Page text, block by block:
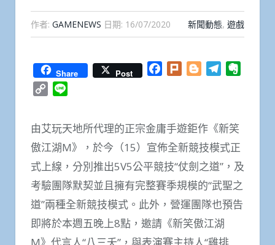
作者: GAMENEWS 日期: 16/07/2020 新聞動態, 遊戲
Share Post Facebook
Plurk BloggerTelegram
Copy
由艾玩天地所代理的正宗金庸手遊鉅作《新笑
傲江湖M》，於今（15）宣佈全新競技模式正
式上線， 分別推出5V5公平競技“仗劍之道”，及
考驗團隊默契並且擁有完整賽季規模的“武聖之
道”兩種全新競技模式。此外，營運團隊也預告
即將於本週五晚上8點，邀請《新笑傲江湖